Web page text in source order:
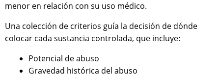
menor en relación con su uso médico.
Una colección de criterios guía la decisión de dónde
colocar cada sustancia controlada, que incluye:
Potencial de abuso
Gravedad histórica del abuso